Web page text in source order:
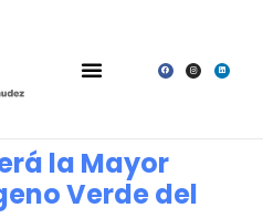
la Mayor
Verde del